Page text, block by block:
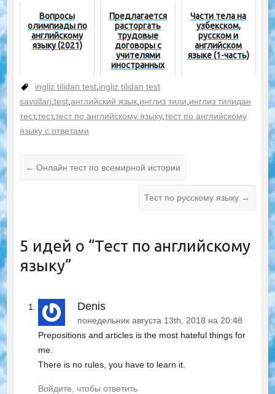
Вопросы
олимпиады по
английскому
языку (2021)
Предлагается
расторгать
трудовые
договоры с
учителями
иностранных
имеющими
уровня B2
Части тела на
узбекском,
русском и
английском
языке (1-часть)
ingliz tilidan test,ingliz tilidan test
savollari,test,английский язык,инглиз тили,инглиз тилидан
тест,тест,тест по английскому языку,тест по английскому
языку с ответами
← Онлайн тест по всемирной истории
Тест по русскому языку →
5 идей о “Тест по английскому
языку”
Denis
понедельник августа 13th, 2018 на 20:48
Prepositions and articles is the most hateful things for
me.
There is no rules, you have to learn it.
Войдите, чтобы ответить